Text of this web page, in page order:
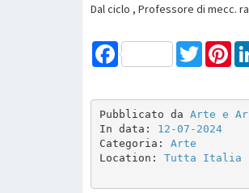
Dal ciclo , Professore di mecc.
Facebook Twitter
Pubblicato da Arte e
In data: 12-07-2024
Categoria: Arte
Location: Tutta Italia